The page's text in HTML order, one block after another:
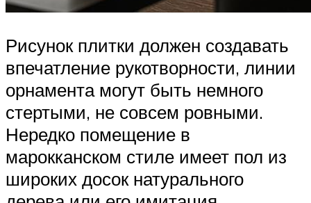
Рисунок плитки должен создавать
впечатление рукотворности, линии
орнамента могут быть немного
стертыми, не совсем ровными.
Нередко помещение в
марокканском стиле имеет пол из
широких досок натурального